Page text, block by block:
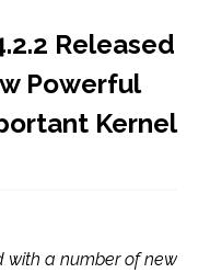
Released
Powerful
Kernel
with a number of new